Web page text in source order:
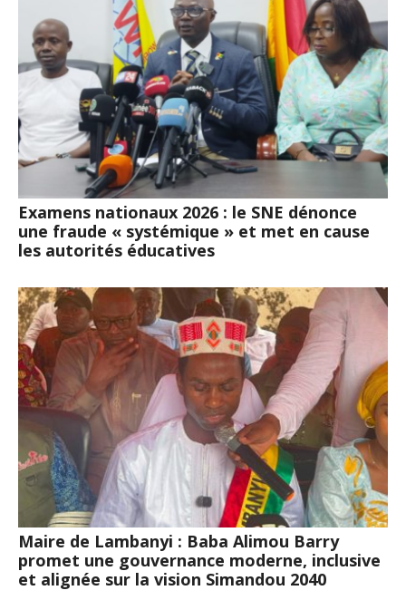
Examens nationaux 2026 : le SNE dénonce
une fraude « systémique » et met en cause
les autorités éducatives
Maire de Lambanyi : Baba Alimou Barry
promet une gouvernance moderne, inclusive
et alignée sur la vision Simandou 2040